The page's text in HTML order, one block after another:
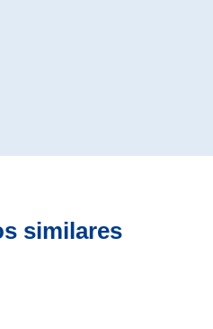
similares